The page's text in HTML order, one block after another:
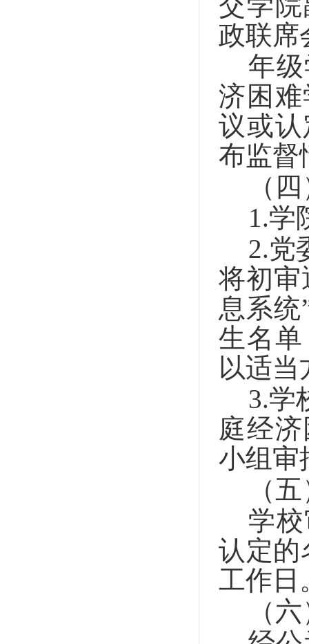
政联席
年
济困
议或
布监督
（
1.学
2.党
将初审
息系
生名
以适当
3.学
庭经
小组审
（
学
认定的
工作日
（